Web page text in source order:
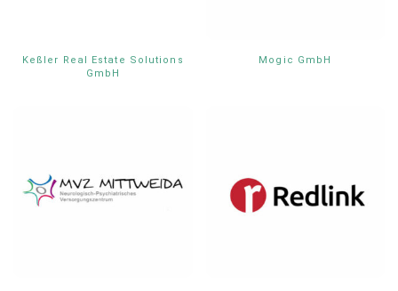
Keßler Real Estate Solutions
GmbH
Mogic GmbH